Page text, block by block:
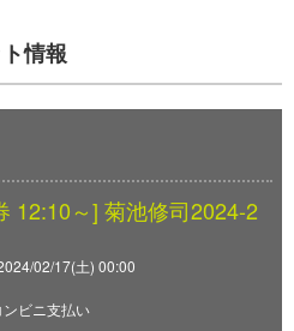
情報
12:10～] 菊池修司2024-2
02/17(土) 00:00
ビニ支払い